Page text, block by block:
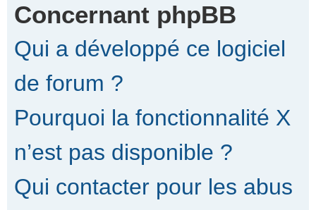
Concernant phpBB
Qui a développé ce logiciel
de forum ?
Pourquoi la fonctionnalité X
n’est pas disponible ?
Qui contacter pour les abus